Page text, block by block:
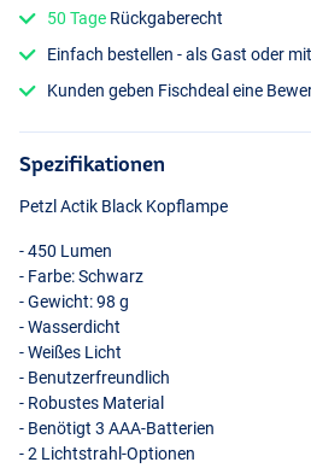
50 Tage Rückgaberecht
Einfach bestellen - als Gast oder
Kunden geben Fischdeal eine
Spezifikationen
Petzl Actik Black Kopflampe
- 450 Lumen
- Farbe: Schwarz
- Gewicht: 98 g
- Wasserdicht
- Weißes Licht
- Benutzerfreundlich
- Robustes Material
- Benötigt 3 AAA-Batterien
- 2 Lichtstrahl-Optionen